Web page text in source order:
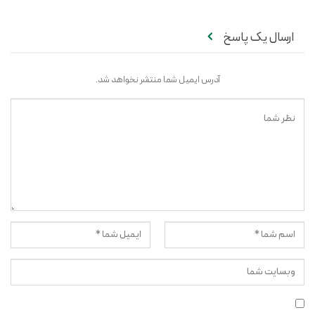
ارسال یک پاسخ
آدرس ایمیل شما منتشر نخواهد شد.